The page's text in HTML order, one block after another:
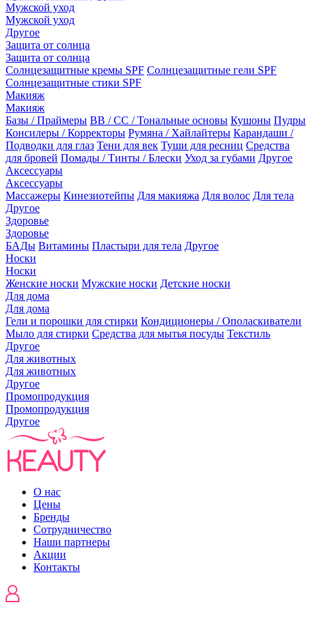
Мужской уход
Мужской уход
Другое
Защита от солнца
Защита от солнца
Солнцезащитные кремы SPF Солнцезащитные гели SPF
Солнцезащитные стики SPF
Макияж
Макияж
Базы / Праймеры BB / CC / Тональные основы Кушоны Пудры
Консилеры / Корректоры Румяна / Хайлайтеры Карандаши /
Подводки для глаз Тени для век Туши для ресниц Средства
для бровей Помады / Тинты / Блески Уход за губами Другое
Аксессуары
Аксессуары
Массажеры Кинезиотейпы Для макияжа Для волос Для тела
Другое
Здоровье
Здоровье
БАДы Витамины Пластыри для тела Другое
Носки
Носки
Женские носки Мужские носки Детские носки
Для дома
Для дома
Гели и порошки для стирки Кондиционеры / Ополаскиватели
Мыло для стирки Средства для мытья посуды Текстиль
Другое
Для животных
Для животных
Другое
Промопродукция
Промопродукция
Другое
О нас
Цены
Бренды
Сотрудничество
Наши партнеры
Акции
Контакты